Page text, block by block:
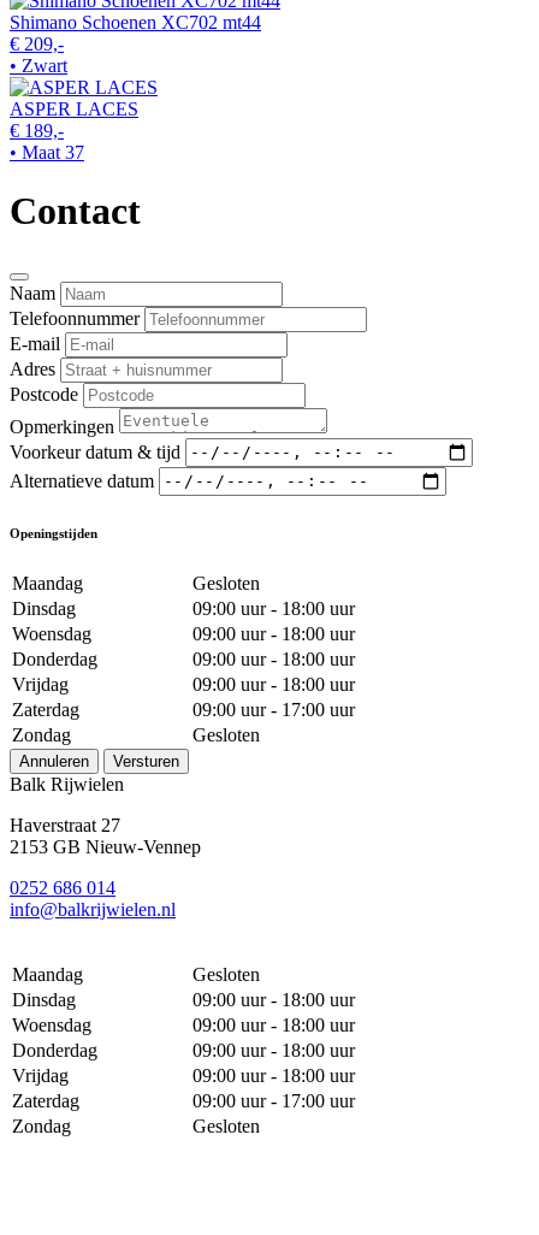
Shimano Schoenen XC702 mt44
€ 209,-
• Zwart
ASPER LACES
€ 189,-
• Maat 37
Contact
Naam
Telefoonnummer
E-mail
Adres
Postcode
Opmerkingen
Voorkeur datum & tijd
Alternatieve datum
Openingstijden
Maandag
Gesloten
Dinsdag
09:00 uur - 18:00 uur
Woensdag
09:00 uur - 18:00 uur
Donderdag
09:00 uur - 18:00 uur
Vrijdag
09:00 uur - 18:00 uur
Zaterdag
09:00 uur - 17:00 uur
Zondag
Gesloten
Annuleren Versturen
Balk Rijwielen
Haverstraat 27
2153 GB Nieuw-Vennep
0252 686 014
info@balkrijwielen.nl
Maandag
Gesloten
Dinsdag
09:00 uur - 18:00 uur
Woensdag
09:00 uur - 18:00 uur
Donderdag
09:00 uur - 18:00 uur
Vrijdag
09:00 uur - 18:00 uur
Zaterdag
09:00 uur - 17:00 uur
Zondag
Gesloten